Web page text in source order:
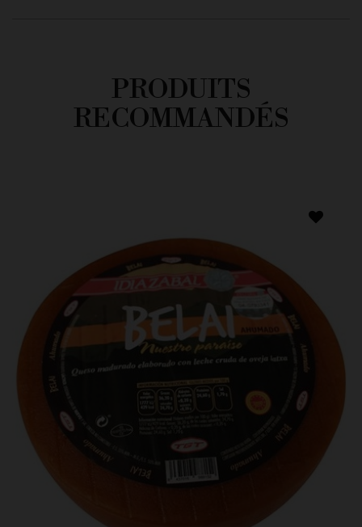
PRODUITS
RECOMMANDÉS